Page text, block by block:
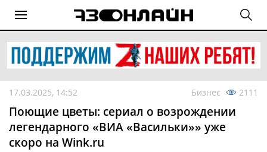
17.03.2025, 14:52 Бизнес 2111
Поющие цветы: сериал о возрождении
легендарного «ВИА «Васильки»» уже
скоро на Wink.ru